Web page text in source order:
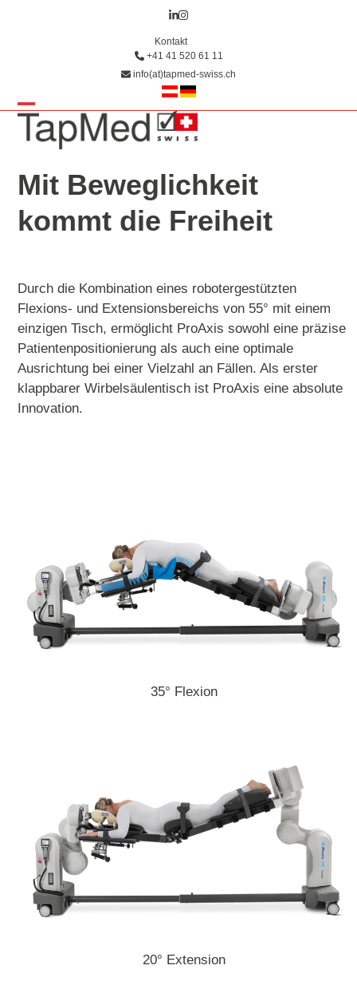
LinkedIn
Instagram
Kontakt
+41 41 520 61 11
info(at)tapmed-swiss.ch
Open
mobile
menu
Close
mobile
menu
Mit Beweglichkeit
kommt die Freiheit
Durch die Kombination eines robotergestützten
Flexions- und Extensionsbereichs von 55° mit einem
einzigen Tisch, ermöglicht ProAxis sowohl eine präzise
Patientenpositionierung als auch eine optimale
Ausrichtung bei einer Vielzahl an Fällen. Als erster
klappbarer Wirbelsäulentisch ist ProAxis eine absolute
Innovation.
35° Flexion
20° Extension